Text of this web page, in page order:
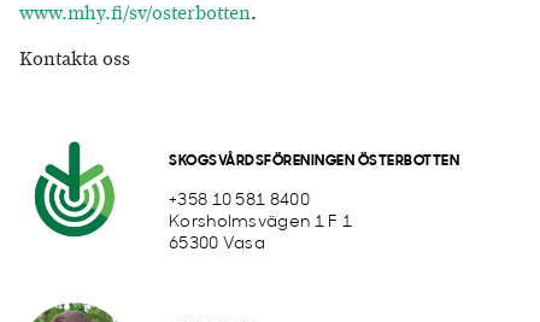
www.mhy.fi/sv/osterbotten.
Kontakta oss
SKOGSVÅRDSFÖRENINGEN ÖSTERBOTTEN
+358 10 581 8400
Korsholmsvägen 1 F 1
65300 Vasa